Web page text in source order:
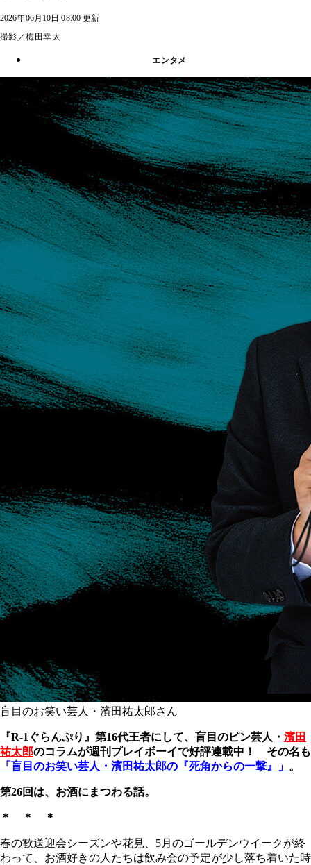
2026年06月10日 08:00 更新
撮影／梅田幸太
エンタメ
盲目のお笑い芸人・濱田祐太郎さん
『R-1 ぐらんぷり』第16代王者にして、盲目のピン芸人・ 濱田
祐太郎のコラムが週刊プレイボーイで好評連載中！ その名も
「盲目のお笑い芸人・濱田祐太郎の『死角からの一撃』」 。
第26回は、お酒にまつわる話。
＊ ＊ ＊
春の歓送迎会シーズンや花見、5月のゴールデンウイークが終
わって、お酒好きの人たちは飲み会の予定が少し落ち着いた時